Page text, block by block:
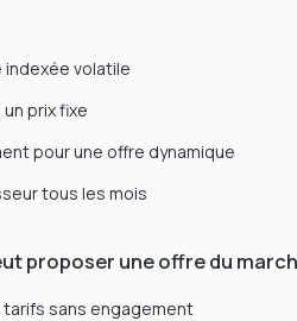
indexée volatile
un prix fixe
pour une offre dynamique
tous les mois
proposer une offre du
sans engagement